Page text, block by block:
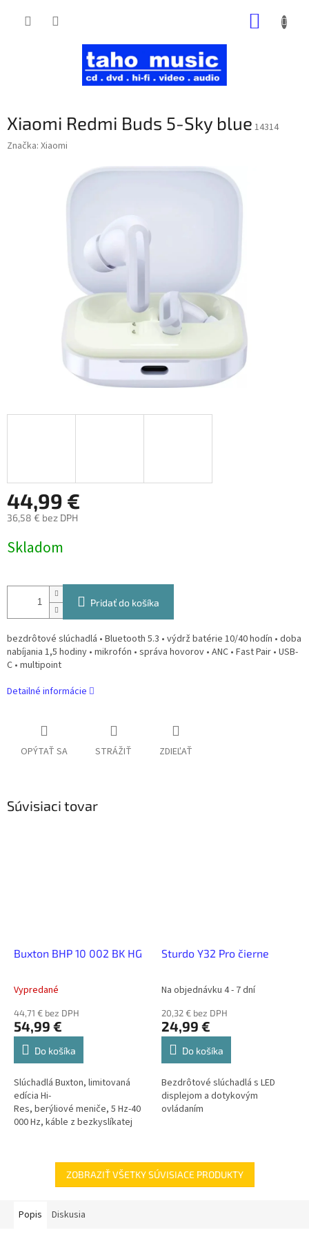
Xiaomi Redmi Buds 5-Sky blue 14314
Značka: Xiaomi
44,99 €
36,58 € bez DPH
cena:
Skladom
Pridať do košíka
bezdrôtové slúchadlá • Bluetooth 5.3 • výdrž batérie 10/40 hodín • doba
nabíjania 1,5 hodiny • mikrofón • správa hovorov • ANC • Fast Pair • USB-
C • multipoint
Detailné informácie
OPÝTAŤ SA STRÁŽIŤ ZDIEĽAŤ
Súvisiaci tovar
Buxton BHP 10 002 BK HG
Vypredané
44,71 € bez DPH
54,99 €
Do košíka
Slúchadlá Buxton, limitovaná
edícia Hi-
Res, berýliové meniče, 5 Hz-40
000 Hz, káble z bezkyslíkatej
Sturdo Y32 Pro čierne
Na objednávku 4 - 7 dní
20,32 € bez DPH
24,99 €
Do košíka
Bezdrôtové slúchadlá s LED
displejom a dotykovým
ovládaním
ZOBRAZIŤ VŠETKY SÚVISIACE PRODUKTY
Popis Diskusia